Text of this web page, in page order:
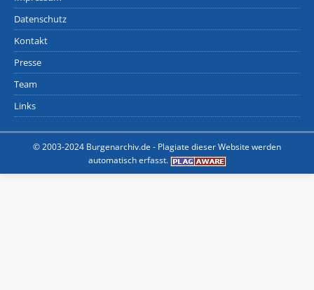
Datenschutz
Kontakt
Presse
Team
Links
© 2003-2024 Burgenarchiv.de - Plagiate dieser Website werden
automatisch erfasst.